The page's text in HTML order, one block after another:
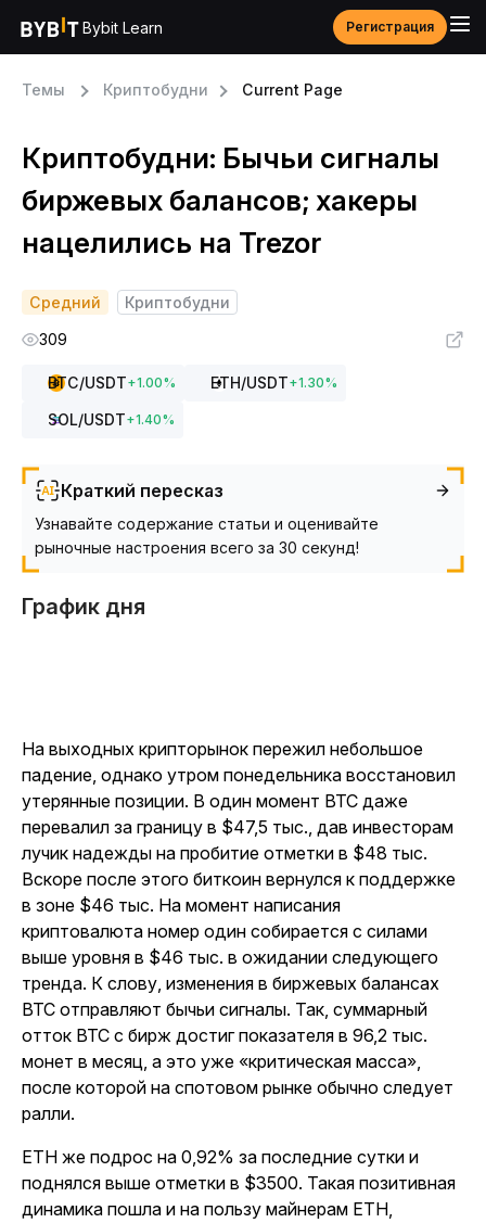
Bybit Learn Регистрация
Темы Криптобудни Current Page
Криптобудни: Бычьи сигналы
биржевых балансов; хакеры
нацелились на Trezor
Средний
Криптобудни
309
BTC/USDT+1.00% ETH/USDT+1.30%
SOL/USDT+1.40%
Краткий пересказ
Узнавайте содержание статьи и оценивайте
рыночные настроения всего за 30 секунд!
График дня
На выходных крипторынок пережил небольшое
падение, однако утром понедельника восстановил
утерянные позиции. В один момент BTC даже
перевалил за границу в $47,5 тыс., дав инвесторам
лучик надежды на пробитие отметки в $48 тыс.
Вскоре после этого биткоин вернулся к поддержке
в зоне $46 тыс. На момент написания
криптовалюта номер один собирается с силами
выше уровня в $46 тыс. в ожидании следующего
тренда. К слову, изменения в биржевых балансах
BTC отправляют бычьи сигналы. Так, суммарный
отток BTC с бирж достиг показателя в 96,2 тыс.
монет в месяц, а это уже «критическая масса»,
после которой на спотовом рынке обычно следует
ралли.
ETH же подрос на 0,92% за последние сутки и
поднялся выше отметки в $3500. Такая позитивная
динамика пошла и на пользу майнерам ETH,